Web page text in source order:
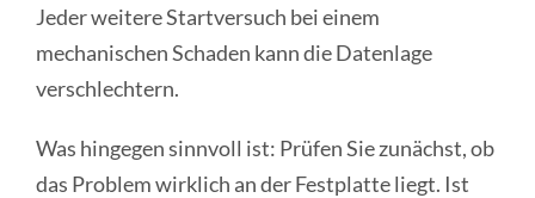
Jeder weitere Startversuch bei einem
mechanischen Schaden kann die Datenlage
verschlechtern.
Was hingegen sinnvoll ist: Prüfen Sie zunächst, ob
das Problem wirklich an der Festplatte liegt. Ist